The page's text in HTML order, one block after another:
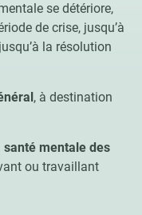
se détériore,
de crise, jusqu’à
la résolution
, à destination
santé mentale des
ou travaillant